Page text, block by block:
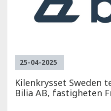
25-04-2025
Kilenkrysset Sweden
Bilia AB, fastigheten